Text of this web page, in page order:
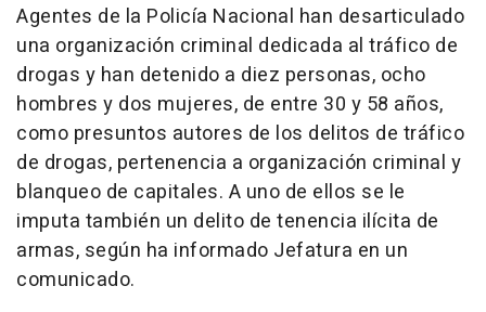
Agentes de la Policía Nacional han desarticulado
una organización criminal dedicada al tráfico de
drogas y han detenido a diez personas, ocho
hombres y dos mujeres, de entre 30 y 58 años,
como presuntos autores de los delitos de tráfico
de drogas, pertenencia a organización criminal y
blanqueo de capitales. A uno de ellos se le
imputa también un delito de tenencia ilícita de
armas, según ha informado Jefatura en un
comunicado.